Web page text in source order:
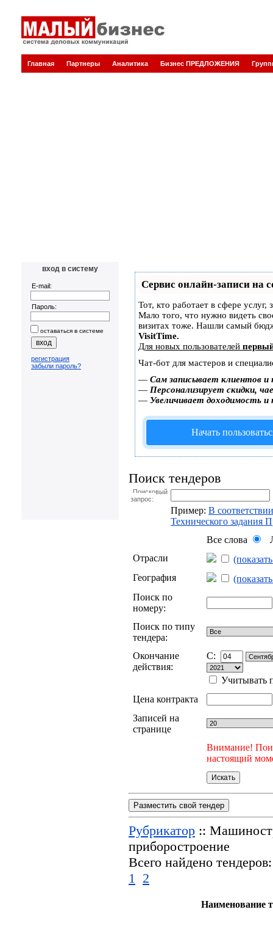
Главная Партнеры Аналитика Бизнес ПРЕДЛОЖЕНИЯ
вход в систему
E-mail:
Пароль:
оставаться в системе
регистрация
забыли пароль?
Сервис онлайн-записи на
Тот, кто работает в сфере
Мало того, что нужно видеть
визитах тоже. Нашли самый
VisitTime.
Для новых пользователей
Чат-бот для мастеров и
— Сам записывает клиентов и
— Персонализирует скидки,
— Увеличивает доходимость
Начать
Поиск тендеров
Поисковый
запрос:
Пример: В
Технического задания
Все слова
Отрасли
География
Поиск по
номеру:
Поиск по типу
тендера:
Окончание
действия:
C:
Учитывать
Цена контракта
Записей на
странице
Внимание!
настоящий
Разместить свой тендер
Рубрикатор ::
приборостроение
Всего найдено
1 2
Наименование